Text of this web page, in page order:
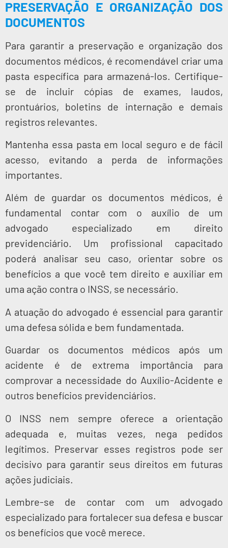
PRESERVAÇÃO E ORGANIZAÇÃO DOS
DOCUMENTOS
Para garantir a preservação e organização dos
documentos médicos, é recomendável criar uma
pasta específica para armazená-los. Certifique-
se de incluir cópias de exames, laudos,
prontuários, boletins de internação e demais
registros relevantes.
Mantenha essa pasta em local seguro e de fácil
acesso, evitando a perda de informações
importantes.
Além de guardar os documentos médicos, é
fundamental contar com o auxílio de um
advogado especializado em direito
previdenciário. Um profissional capacitado
poderá analisar seu caso, orientar sobre os
benefícios a que você tem direito e auxiliar em
uma ação contra o INSS, se necessário.
A atuação do advogado é essencial para garantir
uma defesa sólida e bem fundamentada.
Guardar os documentos médicos após um
acidente é de extrema importância para
comprovar a necessidade do Auxílio-Acidente e
outros benefícios previdenciários.
O INSS nem sempre oferece a orientação
adequada e, muitas vezes, nega pedidos
legítimos. Preservar esses registros pode ser
decisivo para garantir seus direitos em futuras
ações judiciais.
Lembre-se de contar com um advogado
especializado para fortalecer sua defesa e buscar
os benefícios que você merece.